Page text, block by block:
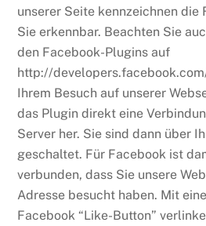
unserer Seite kennzeichnen die
Sie erkennbar. Beachten Sie
den Facebook-Plugins auf
http://
Ihrem Besuch auf unserer
das Plugin direkt eine
Server her. Sie sind dann über
geschaltet. Für Facebook ist
verbunden, dass Sie unsere
Adresse besucht haben. Mit
Facebook “Like-Button”